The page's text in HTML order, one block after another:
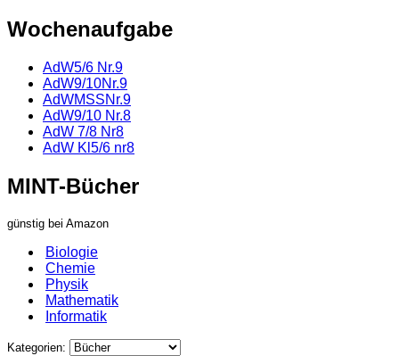
Wochenaufgabe
AdW5/6 Nr.9
AdW9/10Nr.9
AdWMSSNr.9
AdW9/10 Nr.8
AdW 7/8 Nr8
AdW Kl5/6 nr8
MINT-Bücher
günstig bei Amazon
Biologie
Chemie
Physik
Mathematik
Informatik
Kategorien: